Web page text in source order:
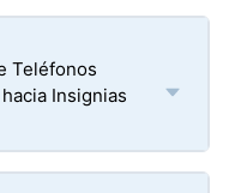
Teléfonos
Insignias